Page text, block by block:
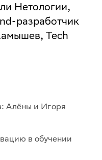
Нетологии,
разработчик
Tech
Алёны и Игоря
в обучении